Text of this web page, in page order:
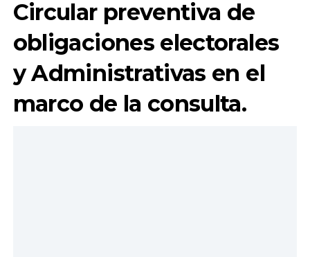
Circular preventiva de
obligaciones electorales
y Administrativas en el
marco de la consulta.